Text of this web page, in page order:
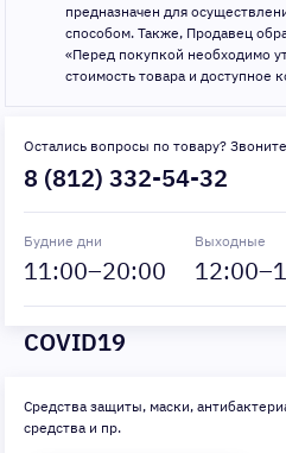
предназначен для
способом. Также, Продавец
«Перед покупкой необходимо
стоимость товара и доступное
Остались вопросы по товару?
8 (812) 332-54-32
Будние дни
11:00–20:00
Выходные
12:00–
COVID19
Средства защиты, маски,
средства и пр.